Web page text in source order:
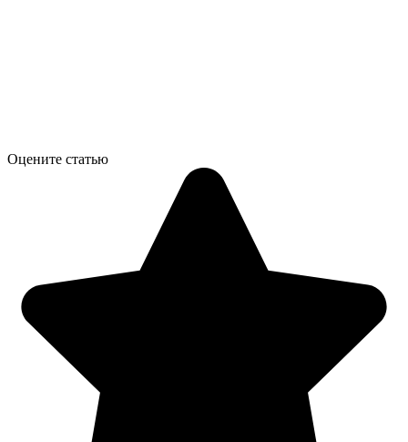
Оцените статью